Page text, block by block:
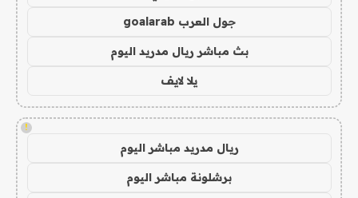
جول العرب goalarab
بث مباشر ريال مدريد اليوم
يلا لايف
!
ريال مدريد مباشر اليوم
برشلونة مباشر اليوم